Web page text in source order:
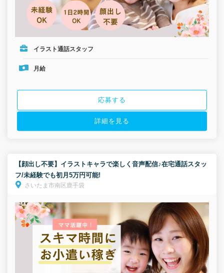
イラスト通話スタッフ
月給
応募する
詳細を見る
【顔出し不要】イラストキャラで楽しく音声配信♪在宅通話スタッ
フ/未経験でも初月5万円可能!
さいたま市南区鹿手袋